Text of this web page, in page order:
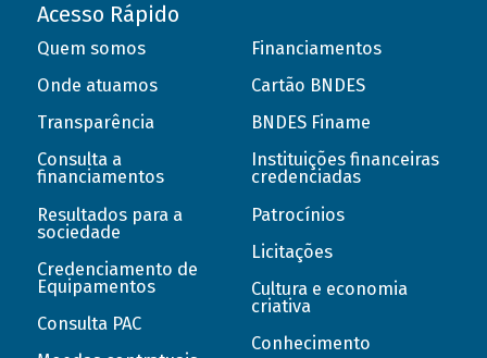
Acesso Rápido
Quem somos
Onde atuamos
Transparência
Consulta a
financiamentos
Resultados para a
sociedade
Credenciamento de
Equipamentos
Consulta PAC
Financiamentos
Cartão BNDES
BNDES Finame
Instituições financeiras
credenciadas
Patrocínios
Licitações
Cultura e economia
criativa
Conhecimento